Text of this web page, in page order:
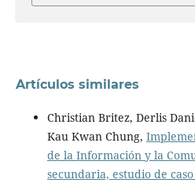
Artículos similares
Christian Britez, Derlis
Kau Kwan Chung,
de la Información y la
secundaria, estudio de